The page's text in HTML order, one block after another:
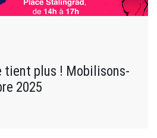
tient plus ! Mobilisons-
2025